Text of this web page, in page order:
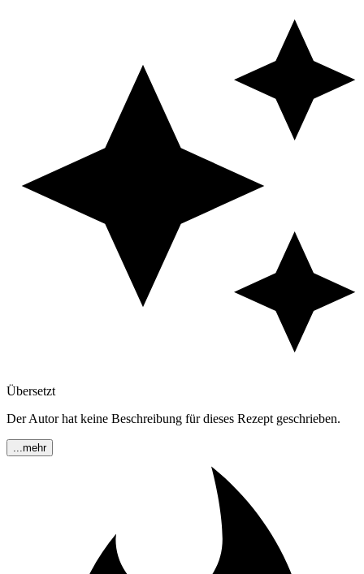
Übersetzt
Der Autor hat keine Beschreibung für dieses Rezept geschrieben.
...mehr